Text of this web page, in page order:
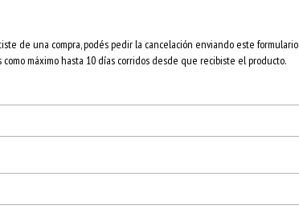
de una compra, podés pedir la cancelación enviando este formulario
máximo hasta 10 días corridos desde que recibiste el producto.